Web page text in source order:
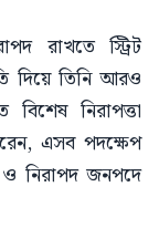
রাখতে স্ট্রিট
দিয়ে তিনি আরও
নিরাপত্তা
এসব পদক্ষেপ
নিরাপদ জনপদে